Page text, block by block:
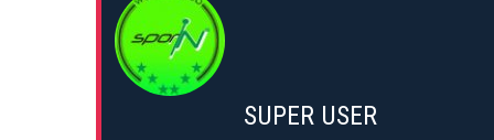
SUPER USER